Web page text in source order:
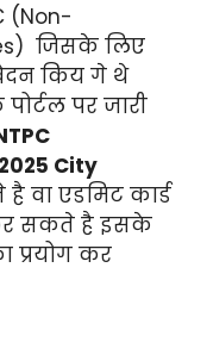
(Non-
जिसके लिए
किय गे थे
पर जारी
City
एडमिट कार्ड
सकते है इसके
प्रयोग कर